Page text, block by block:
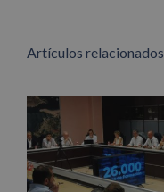
Artículos relacionados